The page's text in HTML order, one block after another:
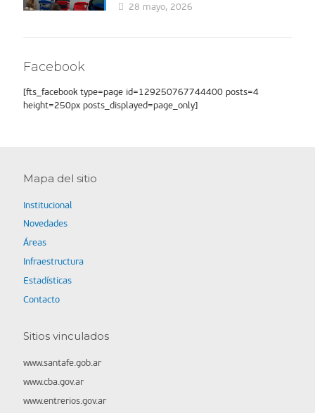
28 mayo, 2026
Facebook
[fts_facebook type=page id=129250767744400 posts=4
height=250px posts_displayed=page_only]
Mapa del sitio
Institucional
Novedades
Áreas
Infraestructura
Estadísticas
Contacto
Sitios vinculados
www.santafe.gob.ar
www.cba.gov.ar
www.entrerios.gov.ar